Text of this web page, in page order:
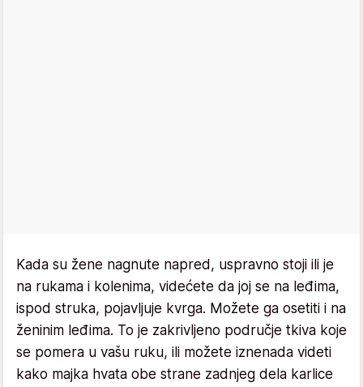
Kada su žene nagnute napred, uspravno stoji ili je
na rukama i kolenima, videćete da joj se na leđima,
ispod struka, pojavljuje kvrga. Možete ga osetiti i na
ženinim leđima. To je zakrivljeno područje tkiva koje
se pomera u vašu ruku, ili možete iznenada videti
kako majka hvata obe strane zadnjeg dela karlice